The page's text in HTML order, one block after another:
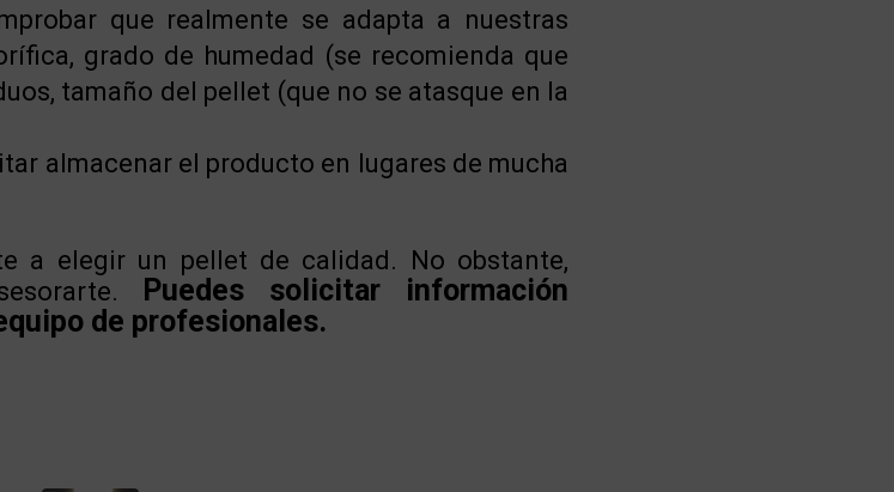
que realmente se adapta a nuestras
grado de humedad (se recomienda que
tamaño del pellet (que no se atasque en la
almacenar el producto en lugares de mucha
a elegir un pellet de calidad. No obstante,
Puedes solicitar información
de profesionales.